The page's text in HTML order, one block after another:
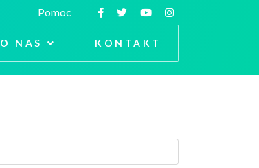
Pomoc
O NAS KONTAKT